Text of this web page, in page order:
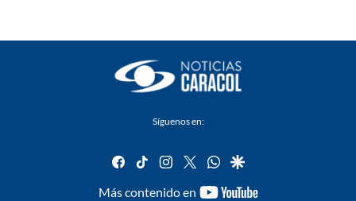
Síguenos en:
facebook
tiktok instagram
twitterwhatsapp
google
Más contenido en
youtube-